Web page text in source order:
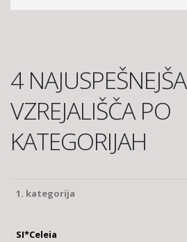
4 NAJUSPEŠNEJŠA
VZREJALIŠČA PO
KATEGORIJAH
1. kategorija
SI*Celeia